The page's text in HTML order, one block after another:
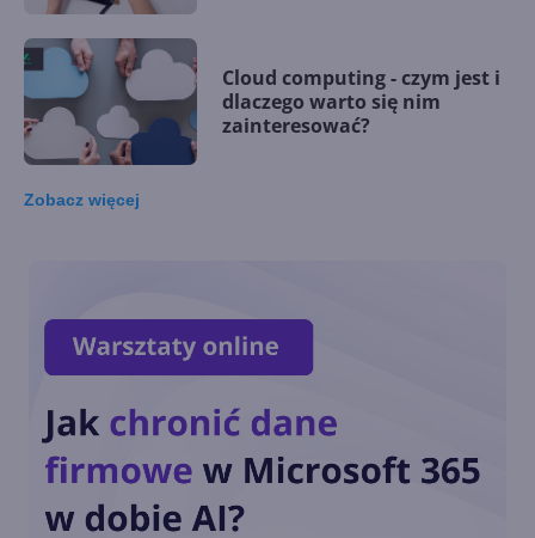
Cloud computing - czym jest i
dlaczego warto się nim
zainteresować?
Scruma?
Zobacz więcej